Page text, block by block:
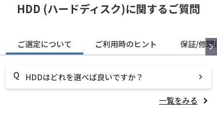
HDD (ハードディスク)に関するご質問
ご選定について ご利用時のヒント 保証/修理
HDDはどれを選べば良いですか？
一覧をみる